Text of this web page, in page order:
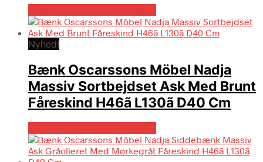
Nyhed!
Bænk Oscarssons Möbel Nadja
Massiv Sortbejdset Ask Med Brunt
Fåreskind H46ã L130ã D40 Cm